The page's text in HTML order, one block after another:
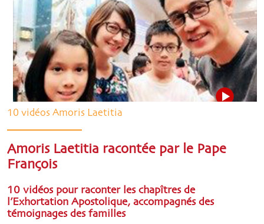
10 vidéos Amoris Laetitia
Amoris Laetitia racontée par le Pape
François
10 vidéos pour raconter les chapîtres de
l’Exhortation Apostolique, accompagnés des
témoignages des familles